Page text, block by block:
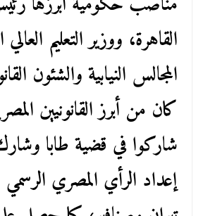
القاهرة، ووزير التعليم
المجالس النيابية والشئون
كان من أبرز القانونيين
شاركوا في قضية طابا
إعداد الرأي المصري